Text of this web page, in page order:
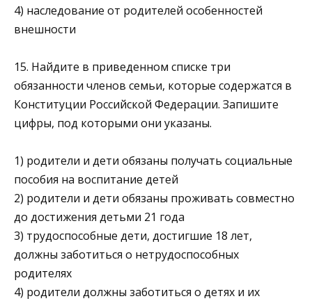
4) наследование от родителей особенностей
внешности
15. Найдите в приведенном списке три
обязанности чле­нов семьи, которые содержатся в
Конституции Россий­ской Федерации. Запишите
цифры, под которыми они указаны.
1) родители и дети обязаны получать социальные
по­собия на воспитание детей
2) родители и дети обязаны проживать совместно
до достижения детьми 21 года
3) трудоспособные дети, достигшие 18 лет,
должны заботиться о нетрудоспособных
родителях
4) родители должны заботиться о детях и их